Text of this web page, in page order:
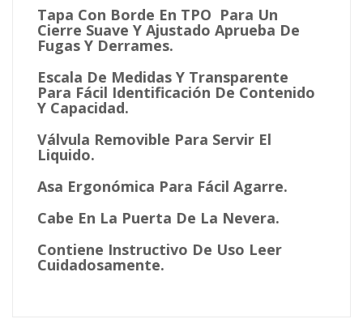
Tapa Con Borde En TPO Para Un
Cierre Suave Y Ajustado Aprueba De
Fugas Y Derrames.
Escala De Medidas Y Transparente
Para Fácil Identificación De Contenido
Y Capacidad.
Válvula Removible Para Servir El
Liquido.
Asa Ergonómica Para Fácil Agarre.
Cabe En La Puerta De La Nevera.
Contiene Instructivo De Uso Leer
Cuidadosamente.